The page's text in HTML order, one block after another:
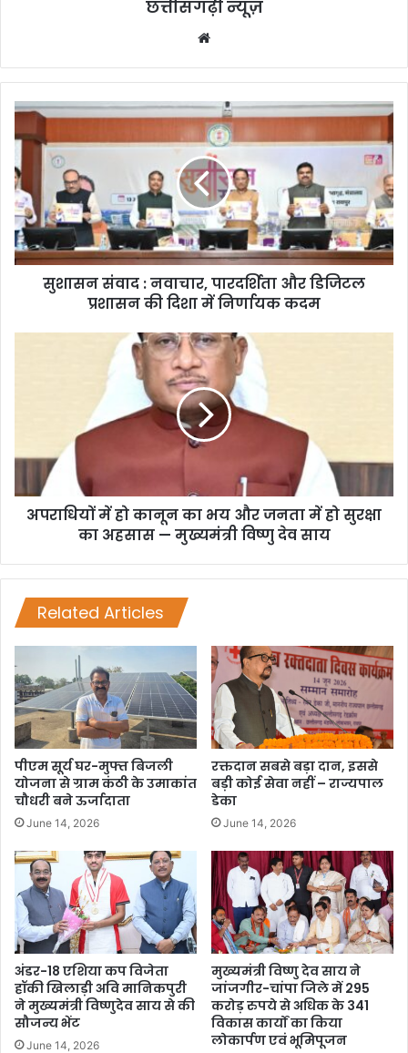
छत्तीसगढ़ी न्यूज़
सुशासन संवाद : नवाचार, पारदर्शिता और डिजिटल
प्रशासन की दिशा में निर्णायक कदम
अपराधियों में हो कानून का भय और जनता में हो सुरक्षा
का अहसास — मुख्यमंत्री विष्णु देव साय
Related Articles
पीएम सूर्य घर-मुफ्त बिजली
योजना से ग्राम कंठी के उमाकांत
चौधरी बने ऊर्जादाता
June 14, 2026
रक्तदान सबसे बड़ा दान, इससे
बड़ी कोई सेवा नहीं – राज्यपाल
डेका
June 14, 2026
अंडर-18 एशिया कप विजेता
हॉकी खिलाड़ी अवि मानिकपुरी
ने मुख्यमंत्री विष्णुदेव साय से की
सौजन्य भेंट
June 14, 2026
मुख्यमंत्री विष्णु देव साय ने
जांजगीर-चांपा जिले में 295
करोड़ रुपये से अधिक के 341
विकास कार्यों का किया
लोकार्पण एवं भूमिपूजन